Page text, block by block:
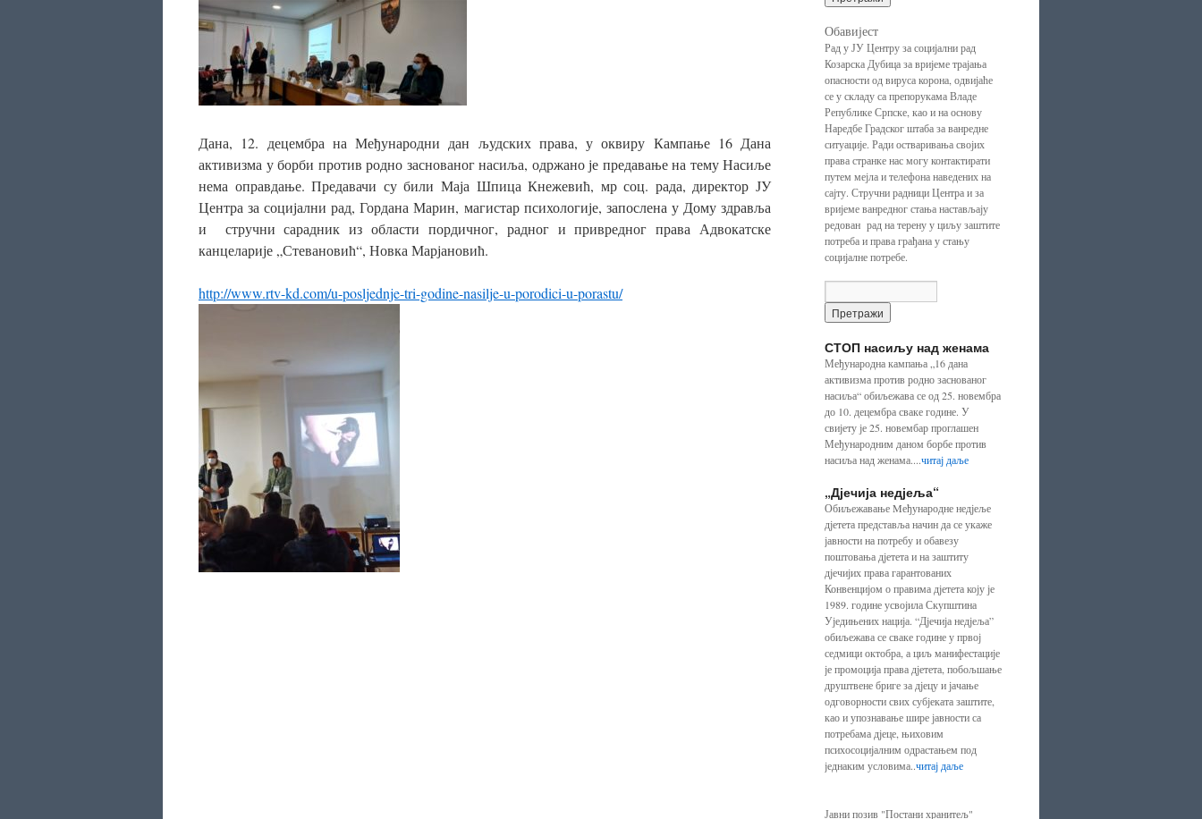
Дана, 12. децембра на Међународни дан људских права, у оквиру Кампање 16 Дана
активизма у борби против родно заснованог насиља, одржано је предавање на тему Насиље
нема оправдање. Предавачи су били Маја Шпица Кнежевић, мр соц. рада, директор ЈУ
Центра за социјални рад, Гордана Марин, магистар психологије, запослена у Дому здравља
и стручни сарадник из области пордичног, радног и привредног права Адвокатске
канцеларије „Стевановић“, Новка Марјановић.
http://www.rtv-kd.com/u-posljednje-tri-godine-nasilje-u-porodici-u-porastu/
Обавијест
Рад у ЈУ Центру за социјални рад
Козарска Дубица за вријеме трајања
опасности од вируса корона, одвијаће
се у складу са препорукама Владе
Републике Српске, као и на основу
Наредбе Градског штаба за ванредне
ситуације. Ради остваривања својих
права странке нас могу контактирати
путем мејла и телефона наведених на
сајту. Стручни радници Центра и за
вријеме ванредног стања настављају
редован рад на терену у циљу заштите
потреба и права грађана у стању
социјалне потребе.
СТОП насиљу над женама
Међународна кампања „16 дана
активизма против родно заснованог
насиља“ обиљежава се од 25. новембра
до 10. децембра сваке године. У
свијету је 25. новембар проглашен
Међународним даном борбе против
насиља над женама....читај даље
„Дјечија недјеља“
Обиљежавање Mеђународне недјеље
дјетета представља начин да се укаже
јавности на потребу и обавезу
поштовања дјетета и на заштиту
дјечијих права гарантованих
Конвенцијом о правима дјетета коју је
1989. године усвојила Скупштина
Уједињених нација. “Дјечија недјеља”
обиљежава се сваке године у првој
седмици октобра, а циљ манифестације
је промоција права дјетета, побољшање
друштвене бриге за дјецу и јачање
одговорности свих субјеката заштите,
као и упознавање шире јавности са
потребама дјеце, њиховим
психосоцијалним одрастањем под
једнаким условима..читај даље
Јавни позив "Постани хранитељ"